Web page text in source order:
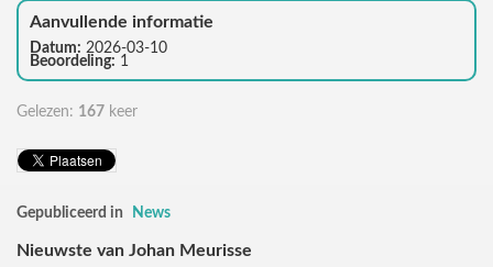
Aanvullende informatie
Datum: 2026-03-10
Beoordeling: 1
Gelezen: 167 keer
Gepubliceerd in News
Nieuwste van Johan Meurisse